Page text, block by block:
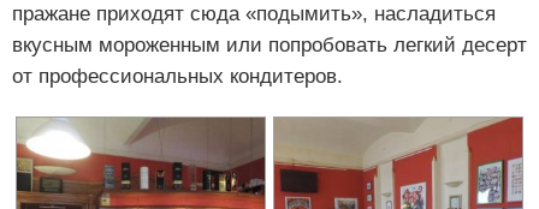
пражане приходят сюда «подымить», насладиться
вкусным мороженным или попробовать легкий десерт
от профессиональных кондитеров.